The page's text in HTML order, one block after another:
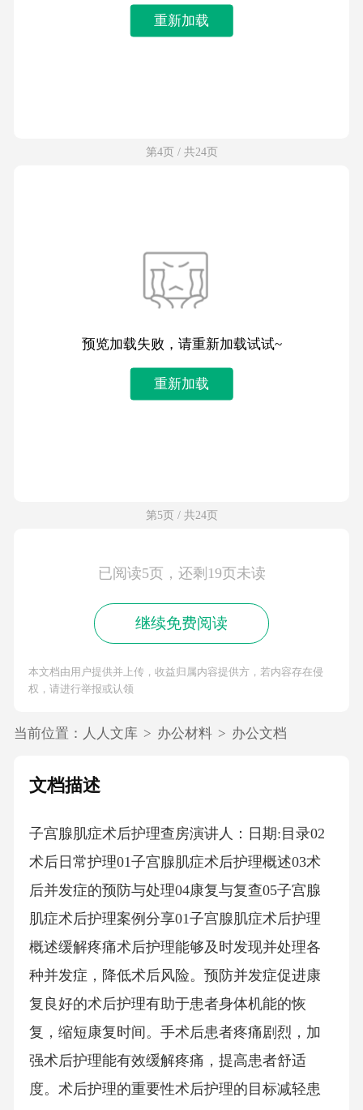
重新加载
第4页 / 共24页
预览加载失败，请重新加载试试~
重新加载
第5页 / 共24页
已阅读5页，还剩19页未读
继续免费阅读
本文档由用户提供并上传，收益归属内容提供方，若内容存在侵
权，请进行举报或认领
当前位置： 人人文库 > 办公材料 > 办公文档
文档描述
子宫腺肌症术后护理查房演讲人：日期:目录02
术后日常护理01子宫腺肌症术后护理概述03术
后并发症的预防与处理04康复与复查05子宫腺
肌症术后护理案例分享01子宫腺肌症术后护理
概述缓解疼痛术后护理能够及时发现并处理各
种并发症，降低术后风险。预防并发症促进康
复良好的术后护理有助于患者身体机能的恢
复，缩短康复时间。手术后患者疼痛剧烈，加
强术后护理能有效缓解疼痛，提高患者舒适
度。术后护理的重要性术后护理的目标减轻患